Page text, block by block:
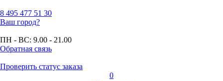
8 495 477 51 30
Ваш город?
ПН - ВС: 9.00 - 21.00
Обратная связь
Проверить статус заказа
0